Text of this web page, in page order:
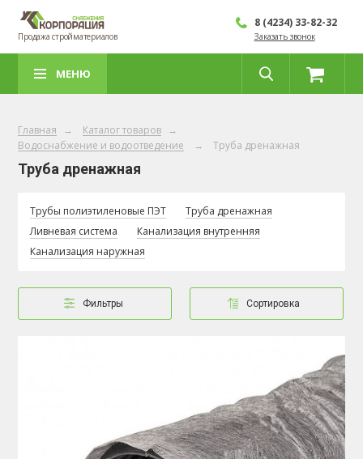
Продажа стройматериалов
8 (4234) 33-82-32
Заказать звонок
МЕНЮ
Главная → Каталог товаров →
Водоснабжение и водоотведение
→ Труба дренажная
Труба дренажная
Трубы полиэтиленовые ПЭТ
Труба дренажная
Ливневая система
Канализация внутренняя
Канализация наружная
Фильтры Сортировка